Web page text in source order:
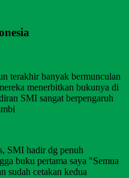
terakhir banyak bermunculan
menerbitkan bukunya di
SMI sangat berpengaruh
SMI hadir dg penuh
buku pertama saya "Semua
sudah cetakan kedua